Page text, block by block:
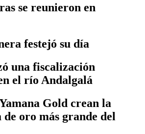
se reunieron en
festejó su día
una fiscalización
el río Andalgalá
Gold crean la
oro más grande del